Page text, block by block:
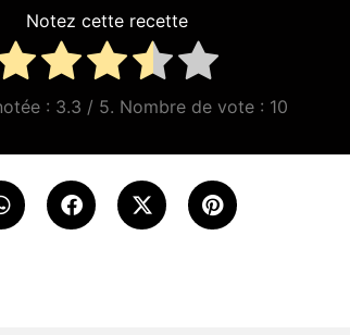
Notez cette recette
: 3.3 / 5. Nombre de vote : 10